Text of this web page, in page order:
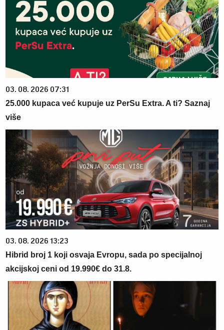
03. 08. 2026 07:31
25.000 kupaca već kupuje uz PerSu Extra. A ti? Saznaj
više
03. 08. 2026 13:23
Hibrid broj 1 koji osvaja Evropu, sada po specijalnoj
akcijskoj ceni od 19.990€ do 31.8.